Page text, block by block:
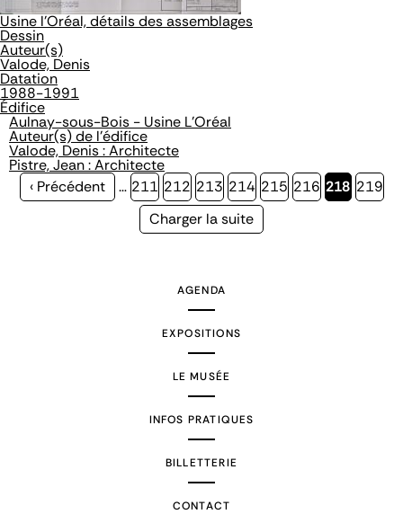
Usine l'Oréal, détails des assemblages
Dessin
Auteur(s)
Valode, Denis
Datation
1988-1991
Édifice
Aulnay-sous-Bois - Usine L'Oréal
Auteur(s) de l'édifice
Valode, Denis : Architecte
Pistre, Jean : Architecte
Page
‹ Précédent … Page
211 Page
212 Page
213 Page
214 Page
215 Page
216 Page
218 Page
219
Page
Charger la suite
AGENDA
EXPOSITIONS
LE MUSÉE
INFOS PRATIQUES
BILLETTERIE
CONTACT